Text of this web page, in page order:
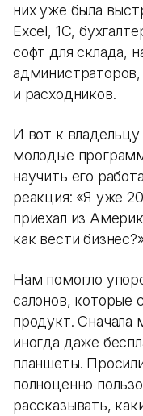
них уже была
Excel, 1С,
софт для склада,
и расходников.
И вот к владельцу
молодые
научить его
реакция: «Я уже
приехал из
как вести
Нам помогло
салонов, которые
продукт. Сначала
иногда даже
планшеты.
полноценно
рассказывать,